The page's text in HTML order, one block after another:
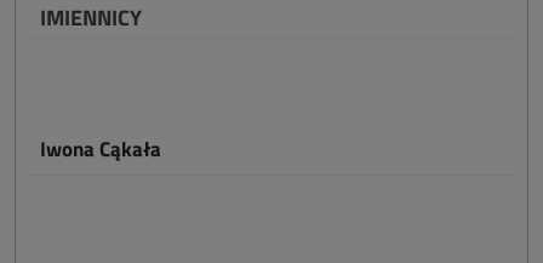
IMIENNICY
Iwona Cąkała